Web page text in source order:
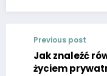
Previous post
Jak znaleźć
życiem